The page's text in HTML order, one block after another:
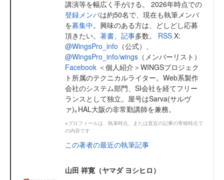
講演等を幅広く手がける。 2026年時点での
登録メンバは約50名で、現在も執筆メンバ
を募集中。興味のある方は、どしどし応募
頂きたい。 著書、 記事多数。 RSS X:
@WingsPro_info （公式）、
@WingsPro_info/wings （メンバーリスト）
Facebook ＜個人紹介＞WINGSプロジェク
ト所属のテクニカルライター。Web系製作
会社のシステム部門、SI会社を経てフリー
ランスとして独立。屋号はSarva(サルヴ
ァ)｡HAL大阪の非常勤講師を兼務。
※プロフィールは、執筆時点、または直近の記事の寄稿時点で
の内容です
この著者の最近の執筆記事
山田 祥寛（ヤマダ ヨシヒロ）